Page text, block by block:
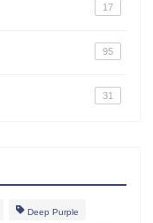
17
95
31
Deep Purple